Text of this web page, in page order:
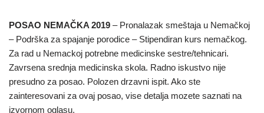
POSAO NEMAČKA 2019 – Pronalazak smeštaja u Nemačkoj
– Podrška za spajanje porodice – Stipendiran kurs nemačkog.
Za rad u Nemackoj potrebne medicinske sestre/tehnicari.
Zavrsena srednja medicinska skola. Radno iskustvo nije
presudno za posao. Polozen drzavni ispit. Ako ste
zainteresovani za ovaj posao, vise detalja mozete saznati na
izvornom oglasu.